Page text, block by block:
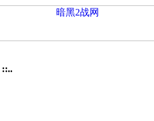
::..